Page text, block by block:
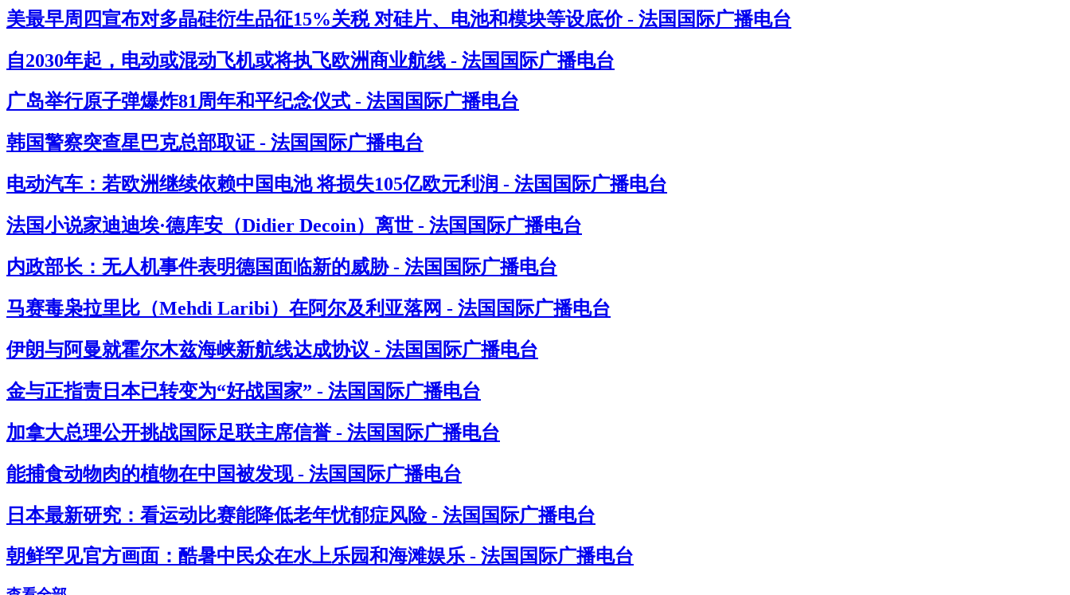
美最早周四宣布对多晶硅衍生品征15%关税 对硅片、电池和模块等设底价 - 法国国际广播电台
自2030年起，电动或混动飞机或将执飞欧洲商业航线 - 法国国际广播电台
广岛举行原子弹爆炸81周年和平纪念仪式 - 法国国际广播电台
韩国警察突查星巴克总部取证 - 法国国际广播电台
电动汽车：若欧洲继续依赖中国电池 将损失105亿欧元利润 - 法国国际广播电台
法国小说家迪迪埃·德库安（Didier Decoin）离世 - 法国国际广播电台
内政部长：无人机事件表明德国面临新的威胁 - 法国国际广播电台
马赛毒枭拉里比（Mehdi Laribi）在阿尔及利亚落网 - 法国国际广播电台
伊朗与阿曼就霍尔木兹海峡新航线达成协议 - 法国国际广播电台
金与正指责日本已转变为“好战国家” - 法国国际广播电台
加拿大总理公开挑战国际足联主席信誉 - 法国国际广播电台
能捕食动物肉的植物在中国被发现 - 法国国际广播电台
日本最新研究：看运动比赛能降低老年忧郁症风险 - 法国国际广播电台
朝鲜罕见官方画面：酷暑中民众在水上乐园和海滩娱乐 - 法国国际广播电台